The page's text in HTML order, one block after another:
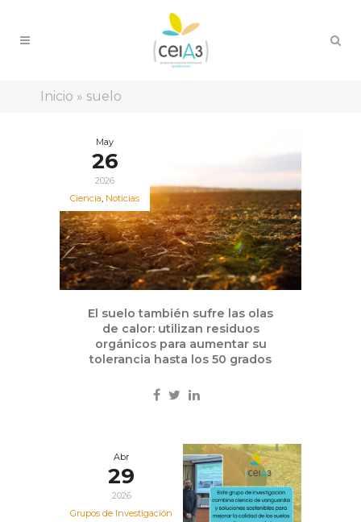
Inicio » suelo
May
26
2026
Ciencia, Noticias
El suelo también sufre las olas
de calor: utilizan residuos
orgánicos para aumentar su
tolerancia hasta los 50 grados
Abr
29
2026
Grupos de Investigación